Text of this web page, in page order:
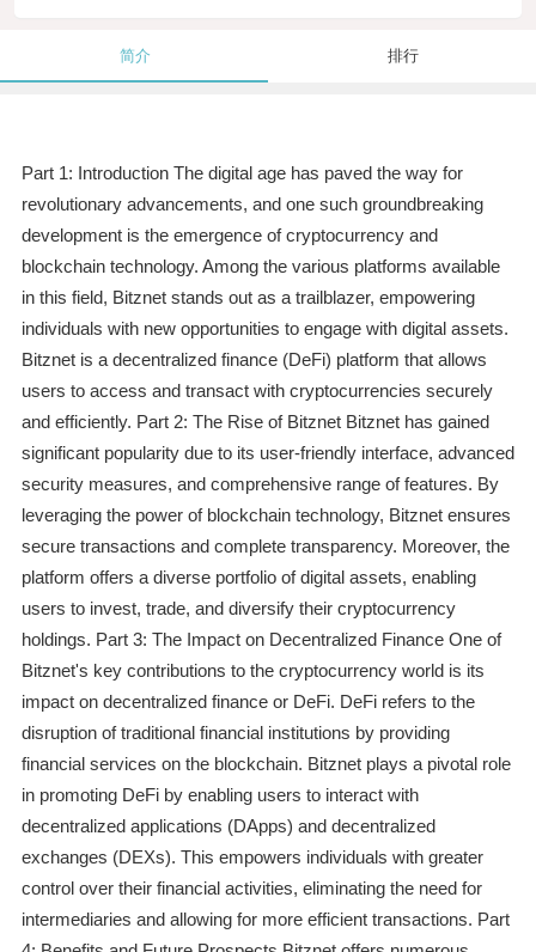
简介 排行
Part 1: Introduction The digital age has paved the way for
revolutionary advancements, and one such groundbreaking
development is the emergence of cryptocurrency and
blockchain technology. Among the various platforms available
in this field, Bitznet stands out as a trailblazer, empowering
individuals with new opportunities to engage with digital assets.
Bitznet is a decentralized finance (DeFi) platform that allows
users to access and transact with cryptocurrencies securely
and efficiently. Part 2: The Rise of Bitznet Bitznet has gained
significant popularity due to its user-friendly interface, advanced
security measures, and comprehensive range of features. By
leveraging the power of blockchain technology, Bitznet ensures
secure transactions and complete transparency. Moreover, the
platform offers a diverse portfolio of digital assets, enabling
users to invest, trade, and diversify their cryptocurrency
holdings. Part 3: The Impact on Decentralized Finance One of
Bitznet's key contributions to the cryptocurrency world is its
impact on decentralized finance or DeFi. DeFi refers to the
disruption of traditional financial institutions by providing
financial services on the blockchain. Bitznet plays a pivotal role
in promoting DeFi by enabling users to interact with
decentralized applications (DApps) and decentralized
exchanges (DEXs). This empowers individuals with greater
control over their financial activities, eliminating the need for
intermediaries and allowing for more efficient transactions. Part